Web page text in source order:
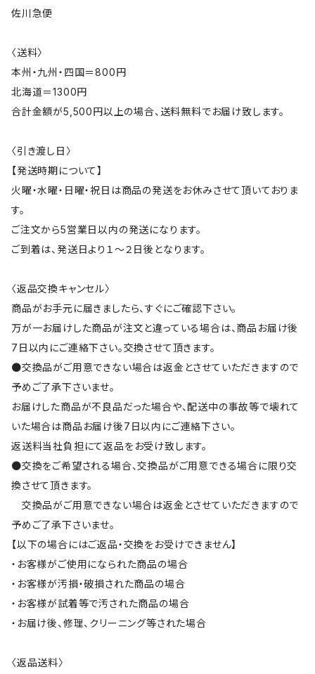
佐川急便
〈送料〉
本州・九州・四国＝800円
北海道＝1300円
合計金額が5,500円以上の場合、送料無料でお届け致します。
〈引き渡し日〉
【発送時期について】
火曜・水曜・日曜・祝日は商品の発送をお休みさせて頂いておりま
す。
ご注文から5営業日以内の発送になります。
ご到着は、発送日より１～２日後となります。
〈返品交換キャンセル〉
商品がお手元に届きましたら、すぐにご確認下さい。
万が一お届けした商品が注文と違っている場合は、商品お届け後
7日以内にご連絡下さい。交換させて頂きます。
●交換品がご用意できない場合は返金とさせていただきますので
予めご了承下さいませ。
お届けした商品が不良品だった場合や、配送中の事故等で壊れて
いた場合は商品お届け後7日以内にご連絡下さい。
返送料当社負担にて返品をお受け致します。
●交換をご希望される場合、交換品がご用意できる場合に限り交
換させて頂きます。
交換品がご用意できない場合は返金とさせていただきますので
予めご了承下さいませ。
【以下の場合にはご返品・交換をお受けできません】
・お客様がご使用になられた商品の場合
・お客様が汚損・破損された商品の場合
・お客様が試着等で汚された商品の場合
・お届け後、修理、クリーニング等された場合
〈返品送料〉